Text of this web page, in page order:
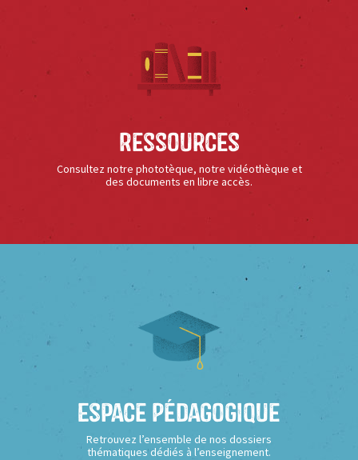
Ressources
Consultez notre phototèque, notre vidéothèque et
des documents en libre accès.
Espace Pédagogique
Retrouvez l’ensemble de nos dossiers
thématiques dédiés à l’enseignement.